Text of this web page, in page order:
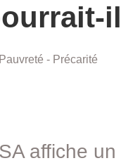
Pauvreté - Précarité
affiche